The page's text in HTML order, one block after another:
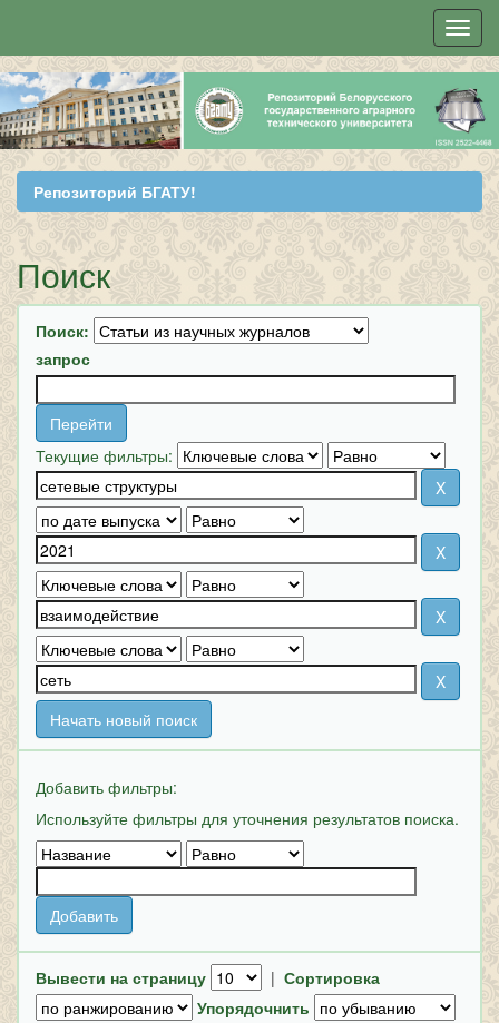
Skip
navigation
Репозиторий БГАТУ!
Поиск
Поиск:
запрос
Текущие фильтры:
Начать новый поиск
Добавить фильтры:
Используйте фильтры для уточнения результатов поиска.
Вывести на страницу | Сортировка
Упорядочнить